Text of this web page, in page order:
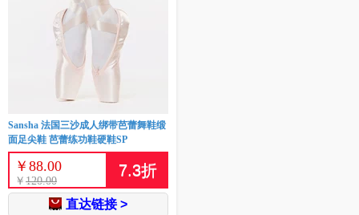
Sansha 法国三沙成人绑带芭蕾舞鞋缎
面足尖鞋 芭蕾练功鞋硬鞋SP
￥ 88.00
￥ 120.00
7.3折
直达链接 >